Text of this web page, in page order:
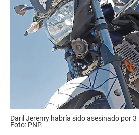
Daril Jeremy habría sido asesinado por
Foto: PNP.